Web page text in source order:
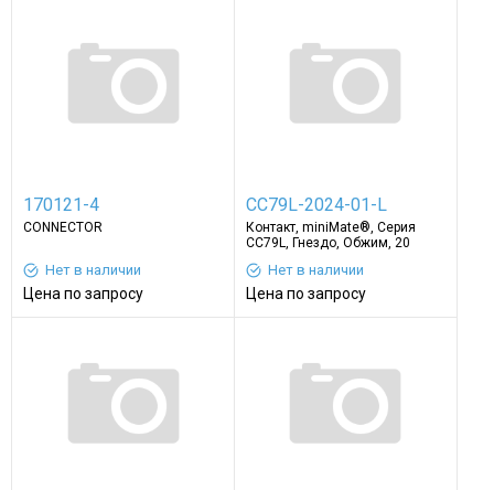
170121-4
CONNECTOR
Нет в наличии
Цена по запросу
CC79L-2024-01-L
Контакт, miniMate®, Серия
CC79L, Гнездо, Обжим, 20
ЗолотаНет в наличии
Цена по запросу